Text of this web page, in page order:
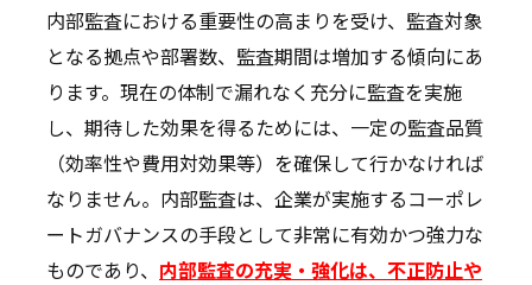
内部監査における重要性の高まりを受け、監査対象
となる拠点や部署数、監査期間は増加する傾向にあ
ります。現在の体制で漏れなく充分に監査を実施
し、期待した効果を得るためには、一定の監査品質
（効率性や費用対効果等）を確保して行かなければ
なりません。内部監査は、企業が実施するコーポレ
ートガバナンスの手段として非常に有効かつ強力な
ものであり、 内部監査の充実・強化は、不正防止や